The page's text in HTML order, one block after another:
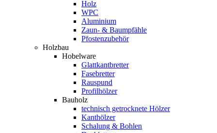
Holz
WPC
Aluminium
Zaun- & Baumpfähle
Pfostenzubehör
Holzbau
Hobelware
Glattkantbretter
Fasebretter
Rauspund
Profilhölzer
Bauholz
technisch getrocknete Hölzer
Kanthölzer
Schalung & Bohlen